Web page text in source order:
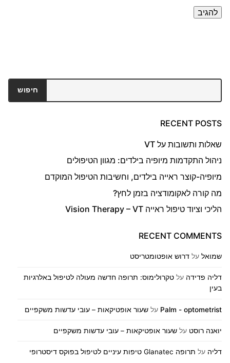
חיפוש
RECENT POSTS
שאלות ותשובות על VT
ניהול התקדמות מיופיה בילדים: מגוון הטיפולים
מיופיה-קוצר ראייה בילדים, וחשיבות הטיפול המוקדם
מה קורה לאקומודציה בזמן לחץ?
הליכי וציוד טיפול ראייה Vision Therapy – VT
RECENT COMMENTS
שמואל על דרוש אופטומטריסט
דליה פדידה על טקרולימוס: תרופה חדשה מעולה לטיפול באלרגיות
בעין
Palm - optometrist על שעור אופטיקאות – עובי עדשות משקפיים
יואנה רוסט על שעור אופטיקאות – עובי עדשות משקפיים
דליה על תרופה Glanatec טיפות עיניים לטיפול בפוקס דיסטרופי